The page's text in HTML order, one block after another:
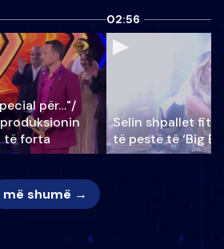
për…"/
të forta
02:56
Selin shpallet
të pestë të ‘Big
më shumë →